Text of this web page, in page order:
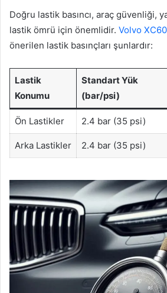
Doğru lastik basıncı, araç güvenliği,
lastik ömrü için önemlidir. Volvo
önerilen lastik basınçları şunlardır:
Lastik
Konumu
Standart Yük
(bar/psi)
Ön Lastikler 2.4 bar (35 psi)
Arka Lastikler 2.4 bar (35 psi)